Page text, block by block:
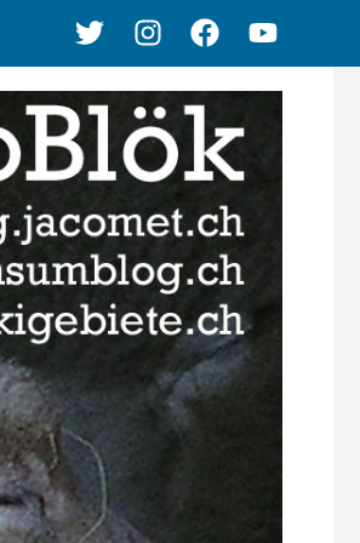
TwitterInstagramFacebookYoutube